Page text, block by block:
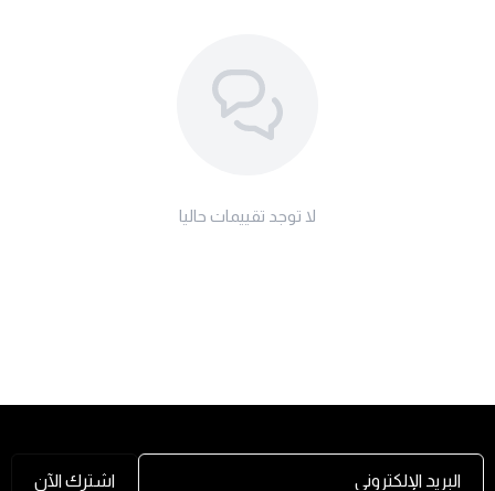
لا توجد تقييمات حاليا
البريد الإلكتروني
اشترك الآن